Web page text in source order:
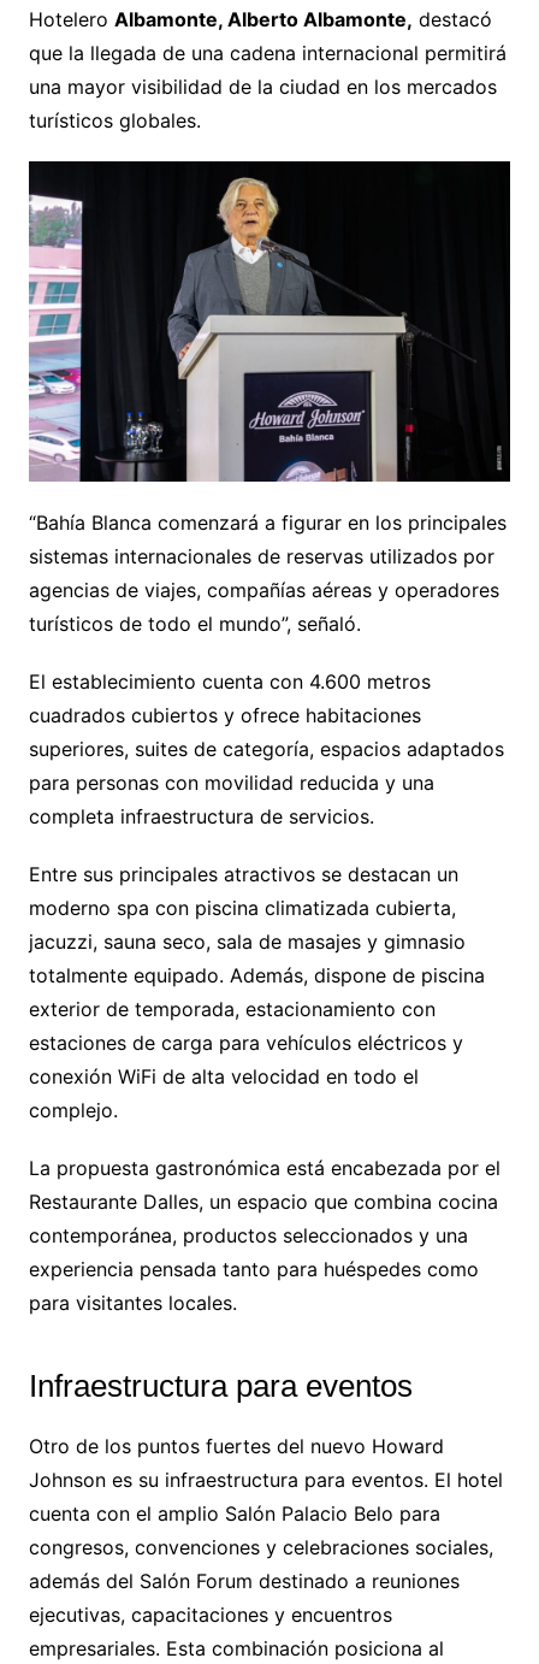
Hotelero Albamonte, Alberto Albamonte, destacó
que la llegada de una cadena internacional permitirá
una mayor visibilidad de la ciudad en los mercados
turísticos globales.
“Bahía Blanca comenzará a figurar en los principales
sistemas internacionales de reservas utilizados por
agencias de viajes, compañías aéreas y operadores
turísticos de todo el mundo”, señaló.
El establecimiento cuenta con 4.600 metros
cuadrados cubiertos y ofrece habitaciones
superiores, suites de categoría, espacios adaptados
para personas con movilidad reducida y una
completa infraestructura de servicios.
Entre sus principales atractivos se destacan un
moderno spa con piscina climatizada cubierta,
jacuzzi, sauna seco, sala de masajes y gimnasio
totalmente equipado. Además, dispone de piscina
exterior de temporada, estacionamiento con
estaciones de carga para vehículos eléctricos y
conexión WiFi de alta velocidad en todo el
complejo.
La propuesta gastronómica está encabezada por el
Restaurante Dalles, un espacio que combina cocina
contemporánea, productos seleccionados y una
experiencia pensada tanto para huéspedes como
para visitantes locales.
Infraestructura para eventos
Otro de los puntos fuertes del nuevo Howard
Johnson es su infraestructura para eventos. El hotel
cuenta con el amplio Salón Palacio Belo para
congresos, convenciones y celebraciones sociales,
además del Salón Forum destinado a reuniones
ejecutivas, capacitaciones y encuentros
empresariales. Esta combinación posiciona al